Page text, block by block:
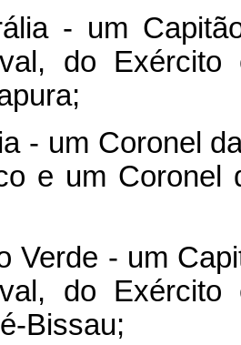
- um
do Exército
- um Coronel
e um
Verde - um
do Exército
Bissau;